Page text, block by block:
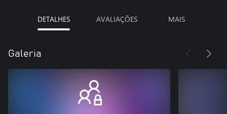
DETALHES AVALIAÇÕES MAIS
Galeria